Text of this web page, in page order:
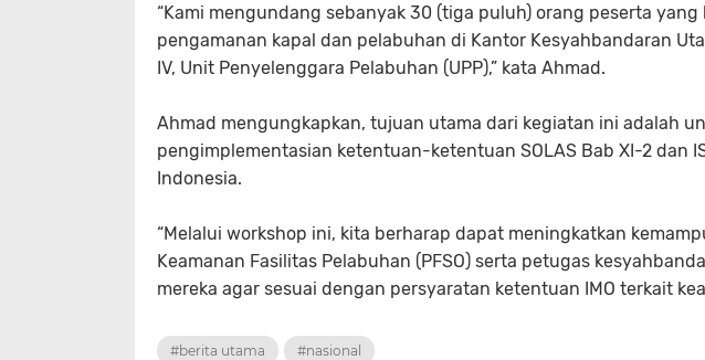
“Kami mengundang sebanyak 30 (tiga puluh) orang peserta
pengamanan kapal dan pelabuhan di Kantor Kesyahbandaran
IV, Unit Penyelenggara Pelabuhan (UPP),” kata Ahmad.
Ahmad mengungkapkan, tujuan utama dari kegiatan ini adalah
pengimplementasian ketentuan-ketentuan SOLAS Bab XI-2 dan
Indonesia.
“Melalui workshop ini, kita berharap dapat meningkatkan
Keamanan Fasilitas Pelabuhan (PFSO) serta petugas
mereka agar sesuai dengan persyaratan ketentuan IMO terkait
#berita utama #nasional